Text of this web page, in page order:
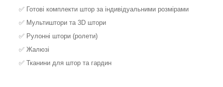
✅ Готові комплекти штор за індивідуальними розмірами
✅ Мультиштори та 3D штори
✅ Рулонні штори (ролети)
✅ Жалюзі
✅ Тканини для штор та гардин